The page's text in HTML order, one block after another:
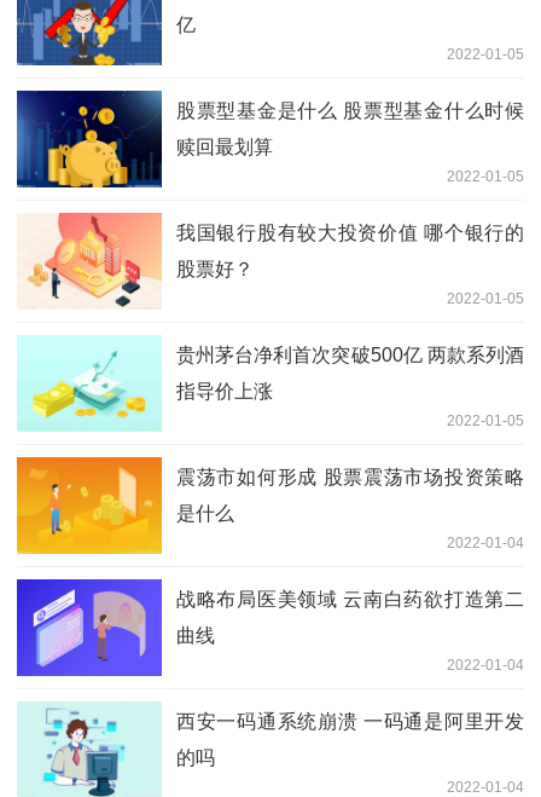
亿
2022-01-05
股票型基金是什么 股票型基金什么时候
赎回最划算
2022-01-05
我国银行股有较大投资价值 哪个银行的
股票好？
2022-01-05
贵州茅台净利首次突破500亿 两款系列酒
指导价上涨
2022-01-05
震荡市如何形成 股票震荡市场投资策略
是什么
2022-01-04
战略布局医美领域 云南白药欲打造第二
曲线
2022-01-04
西安一码通系统崩溃 一码通是阿里开发
的吗
2022-01-04